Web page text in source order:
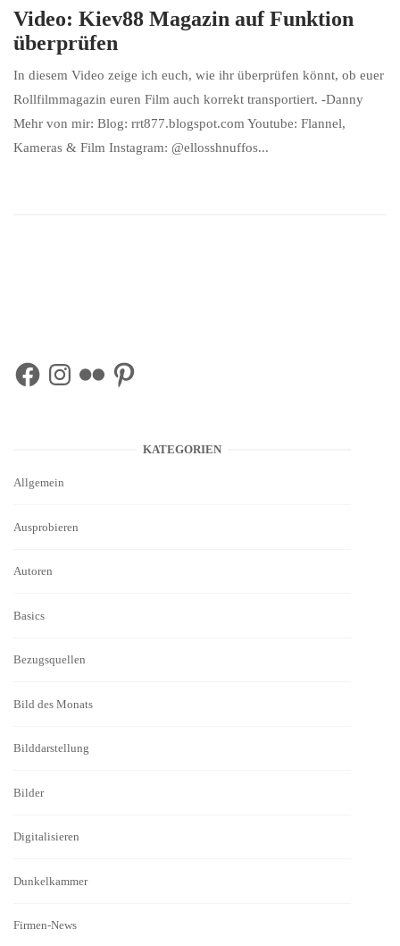
Video: Kiev88 Magazin auf Funktion
überprüfen
In diesem Video zeige ich euch, wie ihr überprüfen könnt, ob euer
Rollfilmmagazin euren Film auch korrekt transportiert. -Danny
Mehr von mir: Blog: rrt877.blogspot.com Youtube: Flannel,
Kameras & Film Instagram: @ellosshnuffos...
FacebookInstagram
Flickr Pinterest
KATEGORIEN
Allgemein
Ausprobieren
Autoren
Basics
Bezugsquellen
Bild des Monats
Bilddarstellung
Bilder
Digitalisieren
Dunkelkammer
Firmen-News